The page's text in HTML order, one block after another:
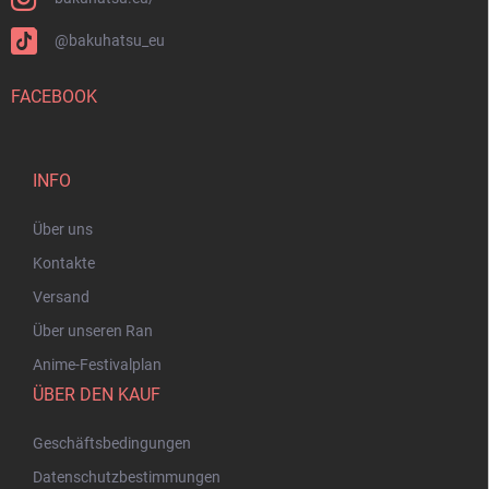
@bakuhatsu_eu
FACEBOOK
INFO
Über uns
Kontakte
Versand
Über unseren Ran
Anime-Festivalplan
ÜBER DEN KAUF
Geschäftsbedingungen
Datenschutzbestimmungen